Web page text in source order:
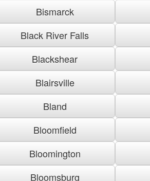
Bismarck
Black River Falls
Blackshear
Blairsville
Bland
Bloomfield
Bloomington
Bloomsburg